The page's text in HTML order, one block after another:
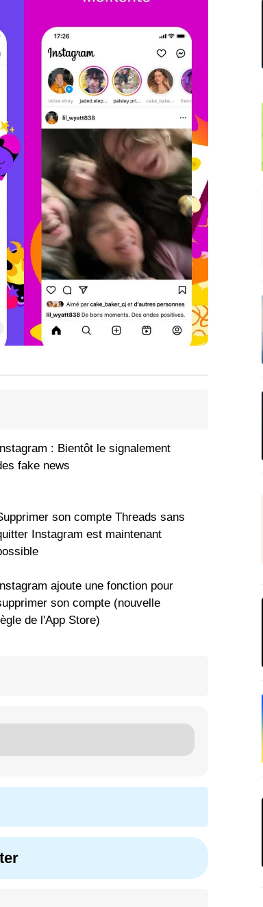
: Bientôt le signalement
fake news
son compte Threads sans
Instagram est maintenant
ajoute une fonction pour
son compte (nouvelle
de l'App Store)